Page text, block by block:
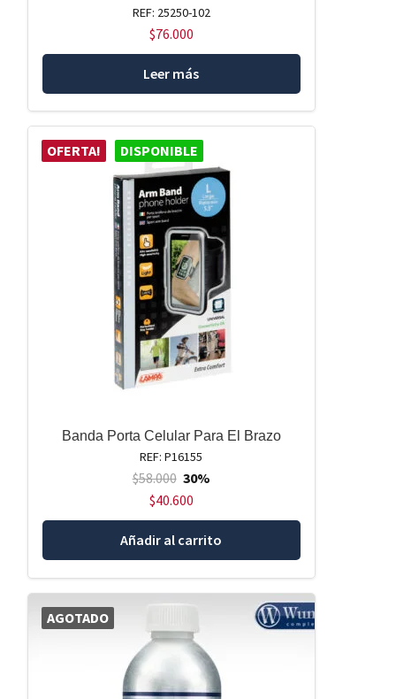
REF: 25250-102
$76.000
Leer más
OFERTA! DISPONIBLE
Banda Porta Celular Para El Brazo
REF: P16155
$58.000 30%
$40.600
Añadir al carrito
AGOTADO